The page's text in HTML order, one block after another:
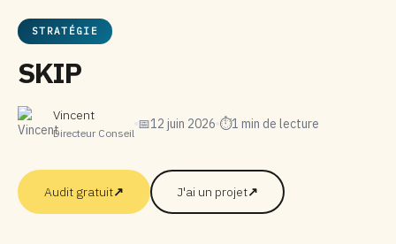
STRATÉGIE
SKIP
Vincent
Directeur Conseil
📅12 juin 2026 ⏱1 min de lecture
Audit gratuit↗ J'ai un projet↗